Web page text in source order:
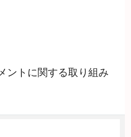
ントに関する取り組み